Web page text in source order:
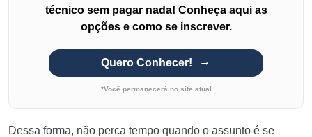
técnico sem pagar nada! Conheça aqui as
opções e como se inscrever.
Quero Conhecer!
*Você permanecerá no site atual
Dessa forma, não perca tempo quando o assunto é se